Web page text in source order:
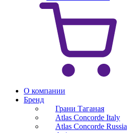
О компании
Бренд
Грани Таганая
Atlas Concorde Italy
Atlas Concorde Russia